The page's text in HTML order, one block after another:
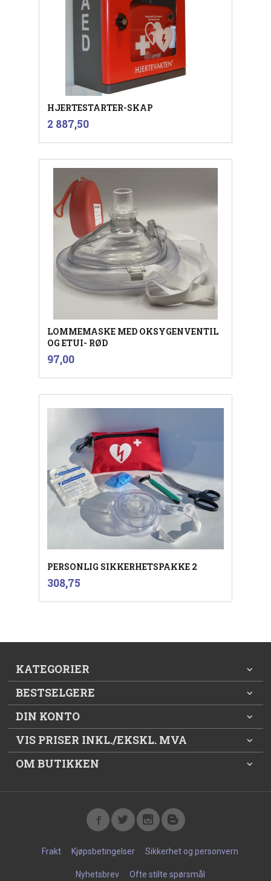
HJERTESTARTER-SKAP
Pris
2 887,50mva.
LOMMEMASKE MED OKSYGENVENTIL
OG ETUI- RØD
Pris
97,00mva.
PERSONLIG SIKKERHETSPAKKE 2
Pris
308,75inkl.
mva.
KATEGORIER
BESTSELGERE
DIN KONTO
VIS PRISER INKL./EKSKL. MVA
OM BUTIKKEN
Frakt Kjøpsbetingelser Sikkerhet og personvern
Nyhetsbrev Ofte stilte spørsmål